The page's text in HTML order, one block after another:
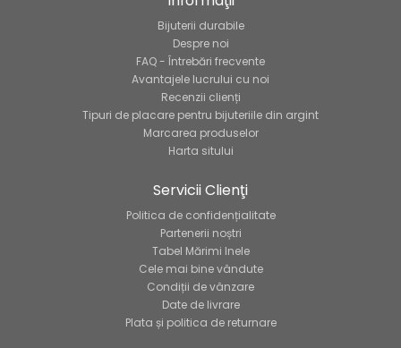
Bijuterii durabile
Despre noi
FAQ - Întrebări frecvente
Avantajele lucrului cu noi
Recenzii clienți
Tipuri de placare pentru bijuteriile din argint
Marcarea produselor
Harta sitului
Servicii Clienţi
Politica de confidențialitate
Partenerii noștri
Tabel Mărimi Inele
Cele mai bine vândute
Condiții de vânzare
Date de livrare
Plata și politica de returnare